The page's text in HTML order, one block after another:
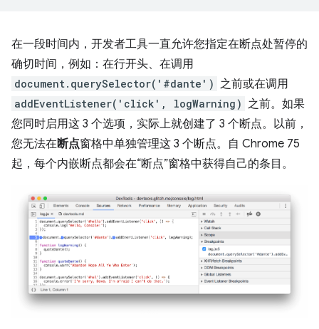
在一段时间内，开发者工具一直允许您指定在断点处暂停的
确切时间，例如：在行开头、在调用
document.querySelector('#dante') 之前或在调用
addEventListener('click', logWarning) 之前。如果
您同时启用这 3 个选项，实际上就创建了 3 个断点。以前，
您无法在断点窗格中单独管理这 3 个断点。自 Chrome 75
起，每个内嵌断点都会在“断点”窗格中获得自己的条目。